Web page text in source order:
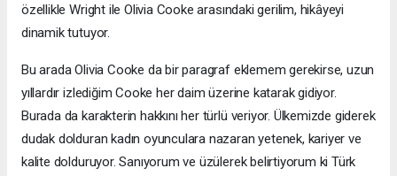
özellikle Wright ile Olivia Cooke arasındaki gerilim, hikâyeyi
dinamik tutuyor.
Bu arada Olivia Cooke da bir paragraf eklemem gerekirse, uzun
yıllardır izlediğim Cooke her daim üzerine katarak gidiyor.
Burada da karakterin hakkını her türlü veriyor. Ülkemizde giderek
dudak dolduran kadın oyunculara nazaran yetenek, kariyer ve
kalite dolduruyor. Sanıyorum ve üzülerek belirtiyorum ki Türk